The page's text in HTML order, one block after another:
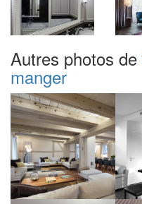
Autres photos de
manger